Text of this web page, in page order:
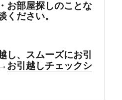
お部屋探しのことな
ください。
、スムーズにお引
お引越しチェックシ